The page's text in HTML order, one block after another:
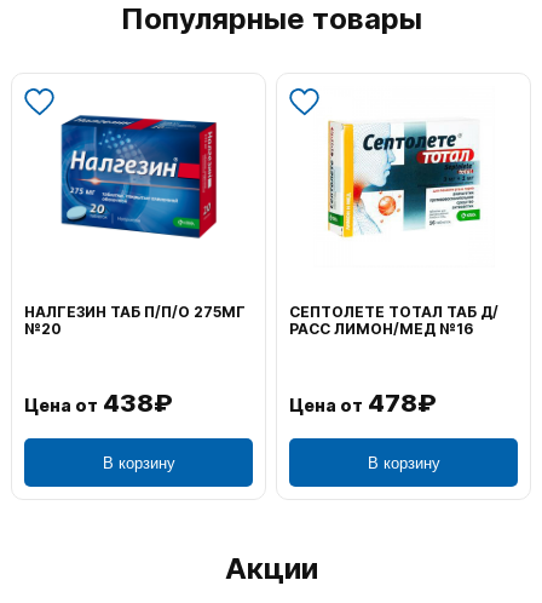
Популярные товары
НАЛГЕЗИН ТАБ П/П/О 275МГ
№20
Цена от 438₽
В корзину
СЕПТОЛЕТЕ ТОТАЛ ТАБ Д/
РАСС ЛИМОН/МЕД №16
Цена от 478₽
В корзину
Акции